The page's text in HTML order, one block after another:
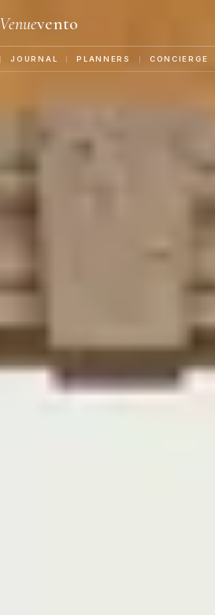
Venuevento
JOURNAL PLANNERS CONCIERGE